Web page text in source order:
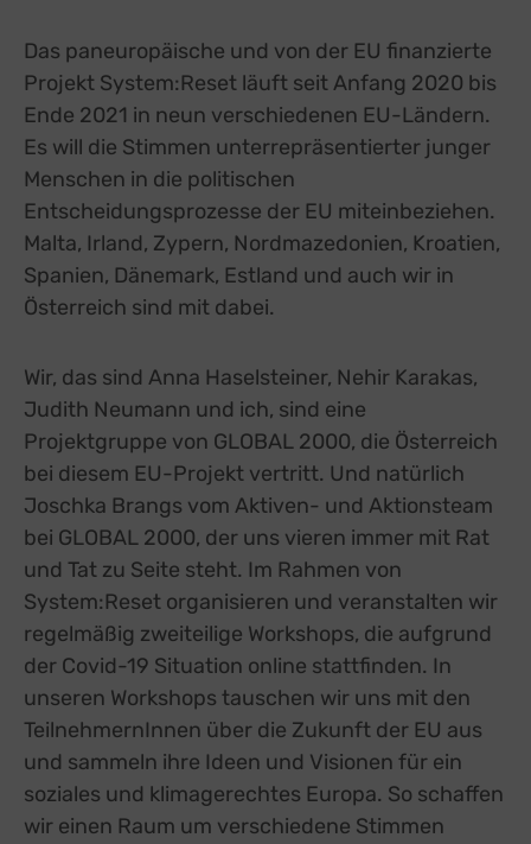
Das paneuropäische und von der EU finanzierte
Projekt System:Reset läuft seit Anfang 2020 bis
Ende 2021 in neun verschiedenen EU-Ländern.
Es will die Stimmen unterrepräsentierter junger
Menschen in die politischen
Entscheidungsprozesse der EU miteinbeziehen.
Malta, Irland, Zypern, Nordmazedonien, Kroatien,
Spanien, Dänemark, Estland und auch wir in
Österreich sind mit dabei.
Wir, das sind Anna Haselsteiner, Nehir Karakas,
Judith Neumann und ich, sind eine
Projektgruppe von GLOBAL 2000, die Österreich
bei diesem EU-Projekt vertritt. Und natürlich
Joschka Brangs vom Aktiven- und Aktionsteam
bei GLOBAL 2000, der uns vieren immer mit Rat
und Tat zu Seite steht. Im Rahmen von
System:Reset organisieren und veranstalten wir
regelmäßig zweiteilige Workshops, die aufgrund
der Covid-19 Situation online stattfinden. In
unseren Workshops tauschen wir uns mit den
TeilnehmernInnen über die Zukunft der EU aus
und sammeln ihre Ideen und Visionen für ein
soziales und klimagerechtes Europa. So schaffen
wir einen Raum um verschiedene Stimmen